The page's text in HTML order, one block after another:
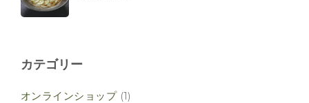
カテゴリー
オンラインショップ(1)